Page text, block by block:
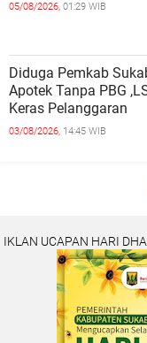
05/08/2026, 01:29 WIB
Diduga Pemkab
Apotek Tanpa PBG
Keras Pelanggaran
03/08/2026, 14:45 WIB
IKLAN UCAPAN HARI